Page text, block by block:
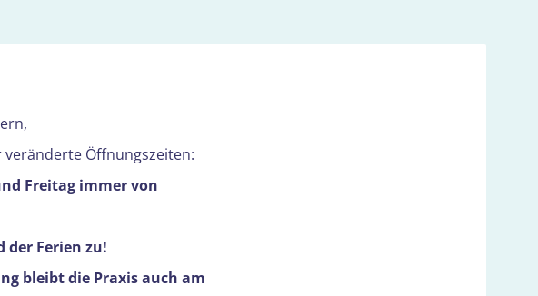
Öffnungszeiten:
Freitag immer von
Ferien zu!
bleibt die Praxis auch am